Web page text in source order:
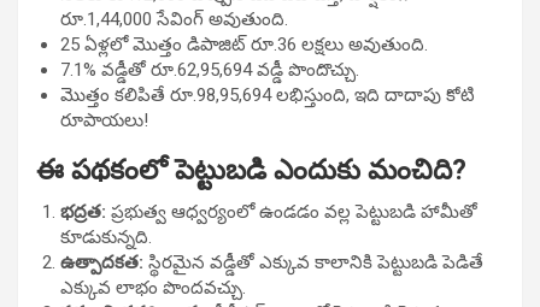
రూ.1,44,000 సేవింగ్ అవుతుంది.
25 ఏళ్లలో మొత్తం డిపాజిట్ రూ.36 లక్షలు అవుతుంది.
7.1% వడ్డీతో రూ.62,95,694 వడ్డీ పొందొచ్చు.
మొత్తం కలిపితే రూ.98,95,694 లభిస్తుంది, ఇది దాదాపు కోటి
రూపాయలు!
ఈ పథకంలో పెట్టుబడి ఎందుకు మంచిది?
భద్రత: ప్రభుత్వ ఆధ్వర్యంలో ఉండడం వల్ల పెట్టుబడి హామీతో
కూడుకున్నది.
ఉత్పాదకత: స్థిరమైన వడ్డీతో ఎక్కువ కాలానికి పెట్టుబడి పెడితే
ఎక్కువ లాభం పొందవచ్చు.